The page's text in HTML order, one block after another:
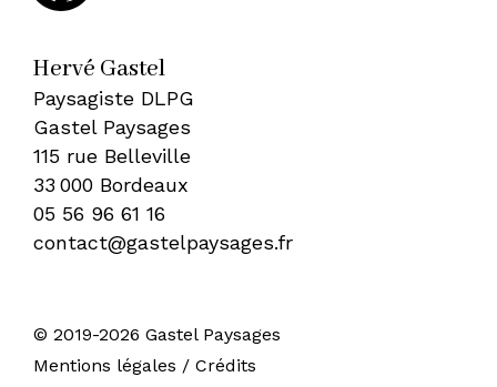
Hervé Gastel
Paysagiste DLPG
Gastel Paysages
115 rue Belleville
33 000 Bordeaux
05 56 96 61 16
contact@gastelpaysages.fr
© 2019-2026 Gastel Paysages
Mentions légales / Crédits